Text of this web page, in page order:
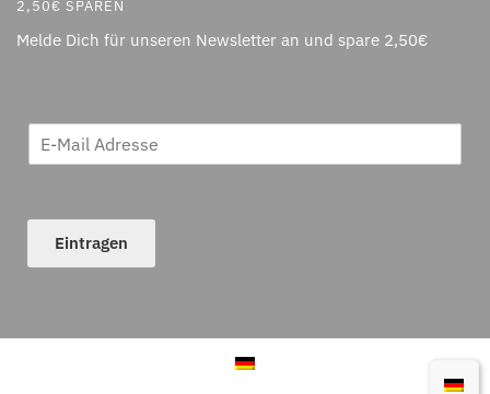
2,50€ SPAREN
Melde Dich für unseren Newsletter an und spare 2,50€
Eintragen